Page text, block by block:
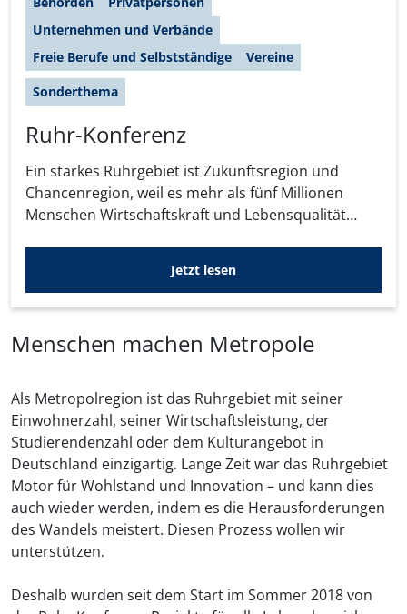
Unternehmen und Verbände
Freie Berufe und Selbstständige
Vereine
Sonderthema
Ruhr-Konferenz
Ein starkes Ruhrgebiet ist Zukunftsregion und
Chancenregion, weil es mehr als fünf Millionen
Menschen Wirtschaftskraft und Lebensqualität
Jetzt lesen
Menschen machen Metropole
Als Metropolregion ist das Ruhrgebiet mit seiner
Einwohnerzahl, seiner Wirtschaftsleistung, der
Studierendenzahl oder dem Kulturangebot in
Deutschland einzigartig. Lange Zeit war das Ruhrgebiet
Motor für Wohlstand und Innovation – und kann dies
auch wieder werden, indem es die Herausforderungen
des Wandels meistert. Diesen Prozess wollen wir
unterstützen.
Deshalb wurden seit dem Start im Sommer 2018 von